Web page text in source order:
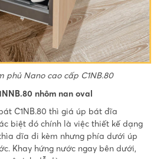
phủ Nano cao cấp C1NB.80
nhôm nan oval
C1NB.80 thì giá úp bát đĩa
biệt đó chính là việc thiết kế dạng
dĩa đi kèm nhưng phía dưới úp
Khay hứng nước ngay bên dưới,